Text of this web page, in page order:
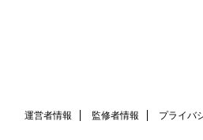
運営者情報 監修者情報 プライバ